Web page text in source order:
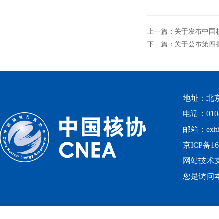
上一篇：关于发布中
下一篇：关于公布第四
地址：北
电话：
邮箱：
京ICP备
网站技术
您是访问